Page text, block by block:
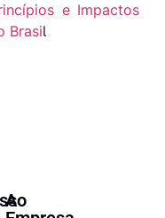
e Impactos
Brasil
A